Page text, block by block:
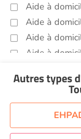
Sorties
Toulouse
Autres
Voir toutes les
(31000)
Aide à
Aide à
Aide à
Aide à
Aide à
Aide à
Aide à
Autres types